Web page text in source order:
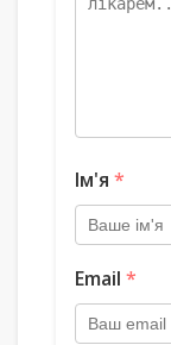
Ім'я *
Email *